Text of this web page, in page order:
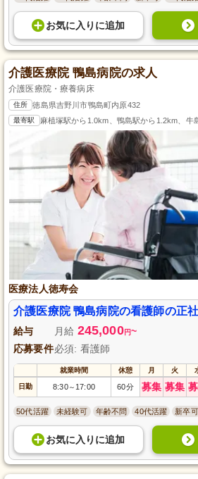
お気に入り に追加
介護医療院 鴨島病院の求人
介護医療院・療養病床
住所 徳島県吉野川市鴨島町内原432
最寄駅 麻植塚駅から1.0km、鴨島駅から1.2km、牛
医療法人徳寿会
介護医療院 鴨島病院の看護師の正
給与 月給 245,000円~
応募要件必須: 看護師
就業時間 休憩 月 火
日勤 8:30～ 17:00 60分 募集 募集
50代活躍 未経験可 年齢不問 40代活躍 新卒可
お気に入り に追加